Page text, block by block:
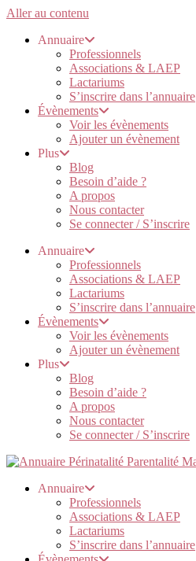
Aller au contenu
Annuaire
Professionnels
Associations & LAEP
Lactariums
S’inscrire dans l’annuaire
Évènements
Voir les évènements
Ajouter un évènement
Plus
Blog
Besoin d’aide ?
A propos
Nous contacter
Se connecter / S’inscrire
Annuaire
Professionnels
Associations & LAEP
Lactariums
S’inscrire dans l’annuaire
Évènements
Voir les évènements
Ajouter un évènement
Plus
Blog
Besoin d’aide ?
A propos
Nous contacter
Se connecter / S’inscrire
Annuaire
Professionnels
Associations & LAEP
Lactariums
S’inscrire dans l’annuaire